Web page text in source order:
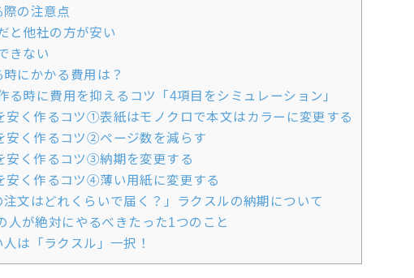
の注意点
と他社の方が安い
きない
にかかる費用は？
る時に費用を抑えるコツ「4項目をシミュレーション」
安く作るコツ①表紙はモノクロで本文はカラーに変更する
安く作るコツ②ページ数を減らす
安く作るコツ③納期を変更する
安く作るコツ④薄い用紙に変更する
注文はどれくらいで届く？」ラクスルの納期について
人が絶対にやるべきたった1つのこと
は「ラクスル」一択！